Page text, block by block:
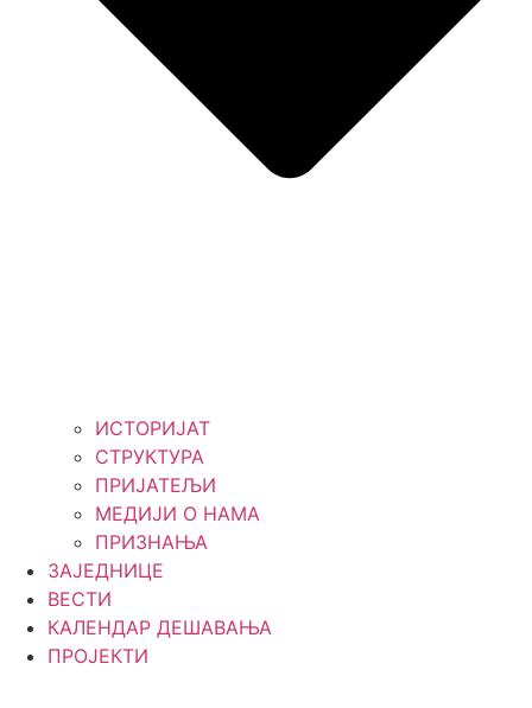
ИСТОРИЈАТ
СТРУКТУРА
ПРИЈАТЕЉИ
МЕДИЈИ О НАМА
ПРИЗНАЊА
ЗАЈЕДНИЦЕ
ВЕСТИ
КАЛЕНДАР ДЕШАВАЊА
ПРОЈЕКТИ